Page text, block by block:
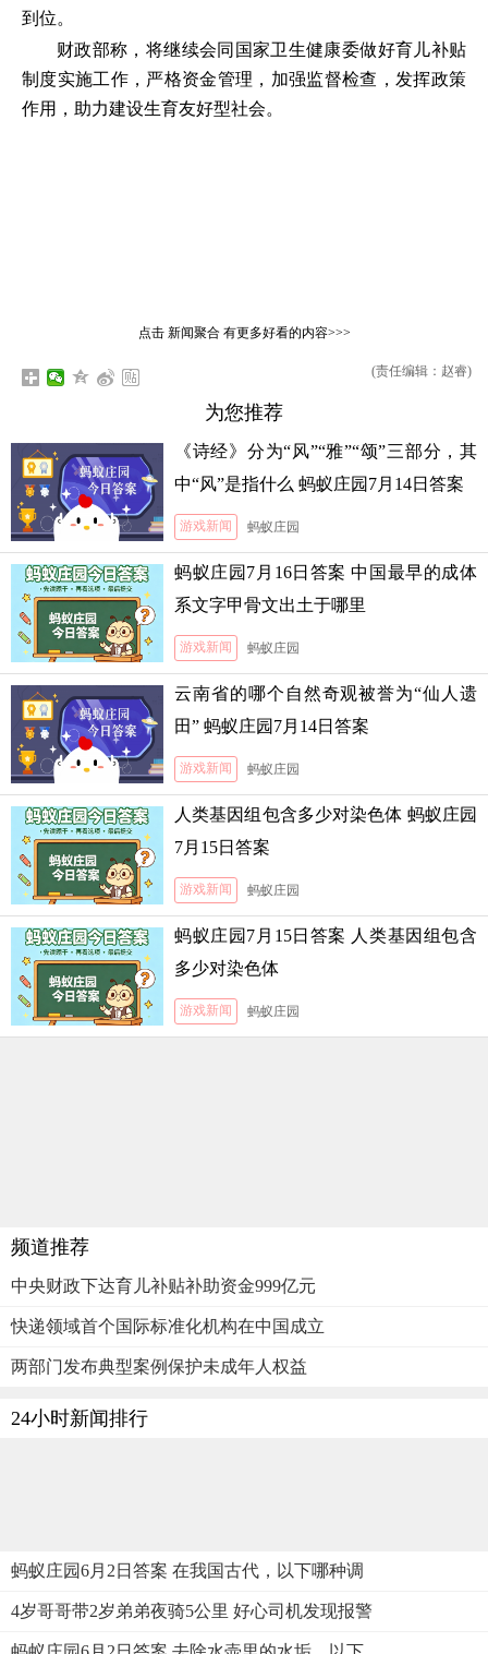
到位。
财政部称，将继续会同国家卫生健康委做好育儿补贴
制度实施工作，严格资金管理，加强监督检查，发挥政策
作用，助力建设生育友好型社会。
点击 新闻聚合有更多好看的内容>>>
(责任编辑：赵睿)
为您推荐
《诗经》分为“风”“雅”“颂”三部分，其
中“风”是指什么 蚂蚁庄园7月14日答案
游戏新闻 蚂蚁庄园
蚂蚁庄园7月16日答案 中国最早的成体
系文字甲骨文出土于哪里
游戏新闻 蚂蚁庄园
云南省的哪个自然奇观被誉为“仙人遗
田” 蚂蚁庄园7月14日答案
游戏新闻 蚂蚁庄园
人类基因组包含多少对染色体 蚂蚁庄园
7月15日答案
游戏新闻 蚂蚁庄园
蚂蚁庄园7月15日答案 人类基因组包含
多少对染色体
游戏新闻 蚂蚁庄园
频道推荐
中央财政下达育儿补贴补助资金999亿元
快递领域首个国际标准化机构在中国成立
两部门发布典型案例保护未成年人权益
24小时新闻排行
蚂蚁庄园6月2日答案 在我国古代，以下哪种调
4岁哥哥带2岁弟弟夜骑5公里 好心司机发现报警